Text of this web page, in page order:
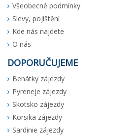
Všeobecné podmínky
Slevy, pojištění
Kde nás najdete
O nás
DOPORUČUJEME
Benátky zájezdy
Pyreneje zájezdy
Skotsko zájezdy
Korsika zájezdy
Sardinie zájezdy